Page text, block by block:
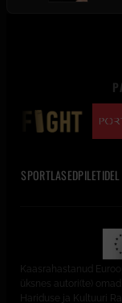
SPORTLASEDPILETID
Kaasrahastanud
üksnes autori(te)
Hariduse ja Kultuuri